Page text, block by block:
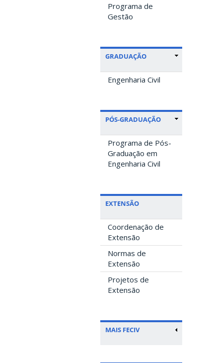
Programa de
Gestão
GRADUAÇÃO
Engenharia Civil
PÓS-GRADUAÇÃO
Programa de Pós-
Graduação em
Engenharia Civil
EXTENSÃO
Coordenação de
Extensão
Normas de
Extensão
Projetos de
Extensão
MAIS FECIV